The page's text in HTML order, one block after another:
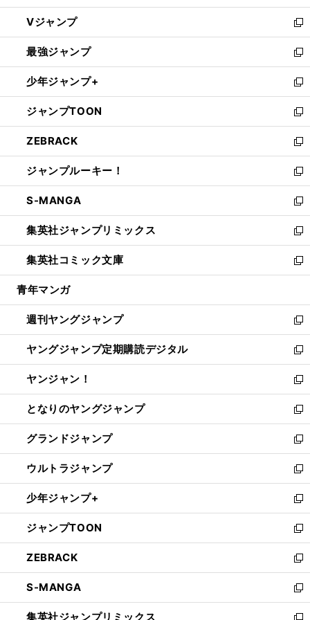
ウ
ィ
ン
ド
ウ
で
開
く
し
い
ウ
ィ
ン
ド
ウ
で
開
く
Vジャンプ
新
し
い
ウ
ィ
ン
ド
ウ
で
開
く
最強ジャンプ
新
し
い
ウ
ィ
ン
ド
ウ
で
開
く
少年ジャンプ+
新
し
い
ウ
ィ
ン
ド
ウ
で
開
く
ジャンプTOON
新
し
い
ウ
ィ
ン
ド
ウ
で
開
く
ZEBRACK
新
し
い
ウ
ィ
ン
ド
ウ
で
開
ジャンプルーキー！
新
し
い
ウ
ィ
ン
ド
ウ
開
く
S-MANGA
新
し
い
ウ
ィ
ン
ウ
で
開
く
集英社ジャンプリミックス
新
し
い
ウ
ン
ド
ウ
で
開
く
集英社コミック文庫
新
し
ウ
ィ
ン
ド
ウ
で
開
く
青年マンガ
週刊ヤングジャンプ
新
し
い
ウ
ィ
ン
ド
ウ
で
開
く
ヤングジャンプ定期購読デジタル
新
し
い
ウ
ィ
ン
ド
ウ
で
開
く
ヤンジャン！
新
し
い
ウ
ィ
ン
ド
ウ
で
開
く
となりのヤングジャンプ
新
し
い
ウ
ィ
ン
ド
ウ
で
開
く
グランドジャンプ
新
し
い
ウ
ィ
ン
ド
ウ
で
開
く
ウルトラジャンプ
新
し
い
ウ
ィ
ン
ド
ウ
で
開
く
少年ジャンプ+
新
し
い
ウ
ィ
ン
ド
ウ
で
ジャンプTOON
新
し
い
ウ
ィ
ン
ZEBRACK
新
し
い
ウ
S-MANGA
新
し
集英社ジャンプリミックス